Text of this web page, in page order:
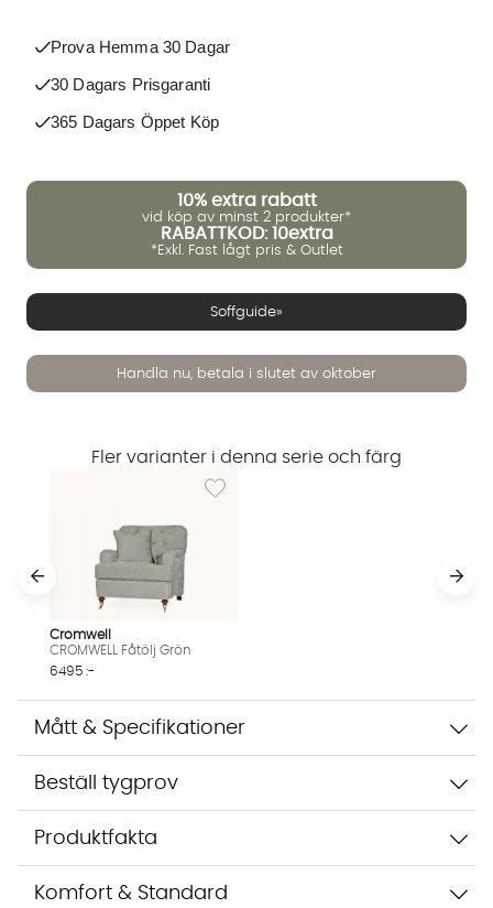
Prova Hemma 30 Dagar
30 Dagars Prisgaranti
365 Dagars Öppet Köp
10% extra rabatt
vid köp av minst 2 produkter*
RABATTKOD: 10extra
*Exkl. Fast lågt pris & Outlet
Soffguide»
Handla nu, betala i slutet av oktober
Fler varianter i denna serie och färg
Lägg till i önskelista: CROMWELL Fåtölj Grön
Cromwell
CROMWELL Fåtölj Grön
6495 :-
Mått & Specifikationer
Beställ tygprov
Produktfakta
Komfort & Standard
Vi använder AI för att svara på dina frågor. Konversationen
sparas i upp till 24 timmar för att kunna hjälpa dig. Vi delar
Jag godkänner att konversationen sparas